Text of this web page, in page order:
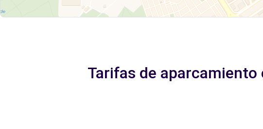
Tarifas de